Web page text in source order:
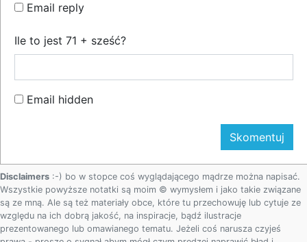
Email reply
Ile to jest 71 + sześć?
Email hidden
Disclaimers :-) bo w stopce coś wyglądającego mądrze można napisać.
Wszystkie powyższe notatki są moim © wymysłem i jako takie związane
są ze mną. Ale są też materiały obce, które tu przechowuję lub cytuje ze
względu na ich dobrą jakość, na inspiracje, bądź ilustracje
prezentowanego lub omawianego tematu. Jeżeli coś narusza czyjeś